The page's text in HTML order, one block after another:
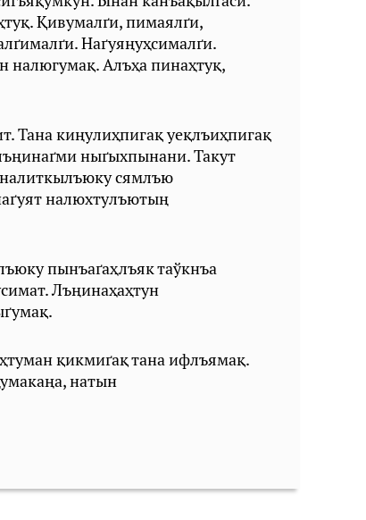
Қивумалґи, пимаялґи,
Наґуяңуҳсималґи.
Алъҳа пинаҳтуқ,
Тана киңулиҳпигақ уеқлъиҳпигақ
ныґыхпынани. Такут
сямлъю
налюхтулъютың
пынъаґаҳлъяк таўкнъа
Лъңинаҳаҳтун
қикмиґақ тана ифлъямақ.
натын